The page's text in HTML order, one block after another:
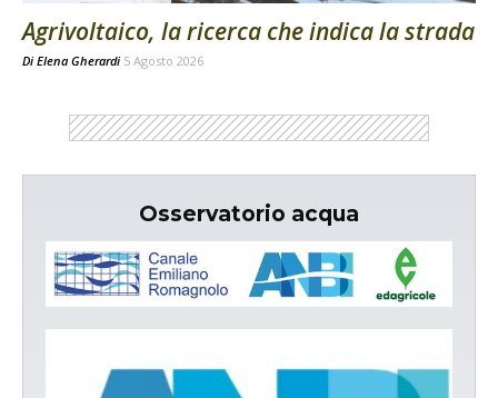
Agrivoltaico, la ricerca che indica la strada
Di Elena Gherardi 5 Agosto 2026
Osservatorio acqua